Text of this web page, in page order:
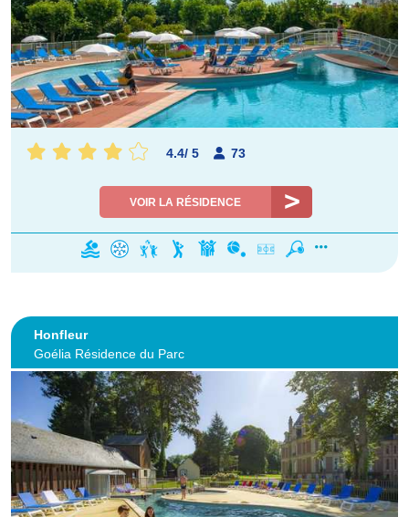
4.4/ 5 73
VOIR LA RÉSIDENCE
Honfleur
Goélia Résidence du Parc